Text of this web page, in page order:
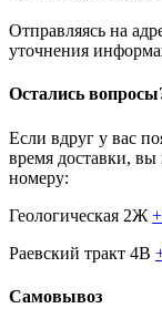
Отправляясь на
уточнения
Остались
Если вдруг у вас
время доставки, вы
номеру:
Геологическая 2Ж
Раевский тракт 4В
Самовывоз